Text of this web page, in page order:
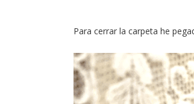
Para cerrar la carpeta he